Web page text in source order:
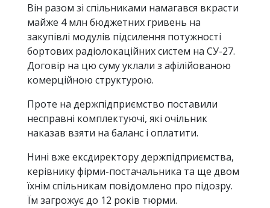
Він разом зі спільниками намагався вкрасти
майже 4 млн бюджетних гривень на
закупівлі модулів підсилення потужності
бортових радіолокаційних систем на СУ-27.
Договір на цю суму уклали з афілійованою
комерційною структурою.
Проте на держпідприємство поставили
несправні комплектуючі, які очільник
наказав взяти на баланс і оплатити.
Нині вже ексдиректору держпідприємства,
керівнику фірми-постачальника та ще двом
їхнім спільникам повідомлено про підозру.
Їм загрожує до 12 років тюрми.